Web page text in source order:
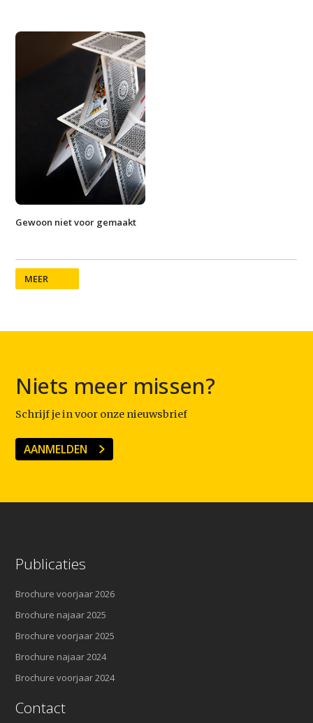
Gewoon niet voor gemaakt
MEER
Niets meer missen?
Schrijf je in voor onze nieuwsbrief
AANMELDEN
Publicaties
Brochure voorjaar 2026
Brochure najaar 2025
Brochure voorjaar 2025
Brochure najaar 2024
Brochure voorjaar 2024
Contact